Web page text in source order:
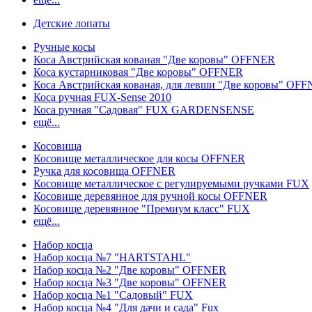
Детские лопаты
Ручные косы
Коса Австрийская кованая "Две коровы" OFFNER
Коса кустарниковая "Две коровы" OFFNER
Коса Австрийская кованая, для левши "Две коровы"
Коса ручная FUX-Sense 2010
Коса ручная "Садовая" FUX GARDENSENSE
ещё...
Косовища
Косовище металлическое для косы OFFNER
Ручка для косовища OFFNER
Косовище металлическое с регулируемыми ручками FUX
Косовище деревянное для ручной косы OFFNER
Косовище деревянное "Премиум класс" FUX
ещё...
Набор косца
Набор косца №7 "HARTSTAHL"
Набор косца №2 "Две коровы" OFFNER
Набор косца №3 "Две коровы" OFFNER
Набор косца №1 "Садовый" FUX
Набор косца №4 "Для дачи и сада" Fux